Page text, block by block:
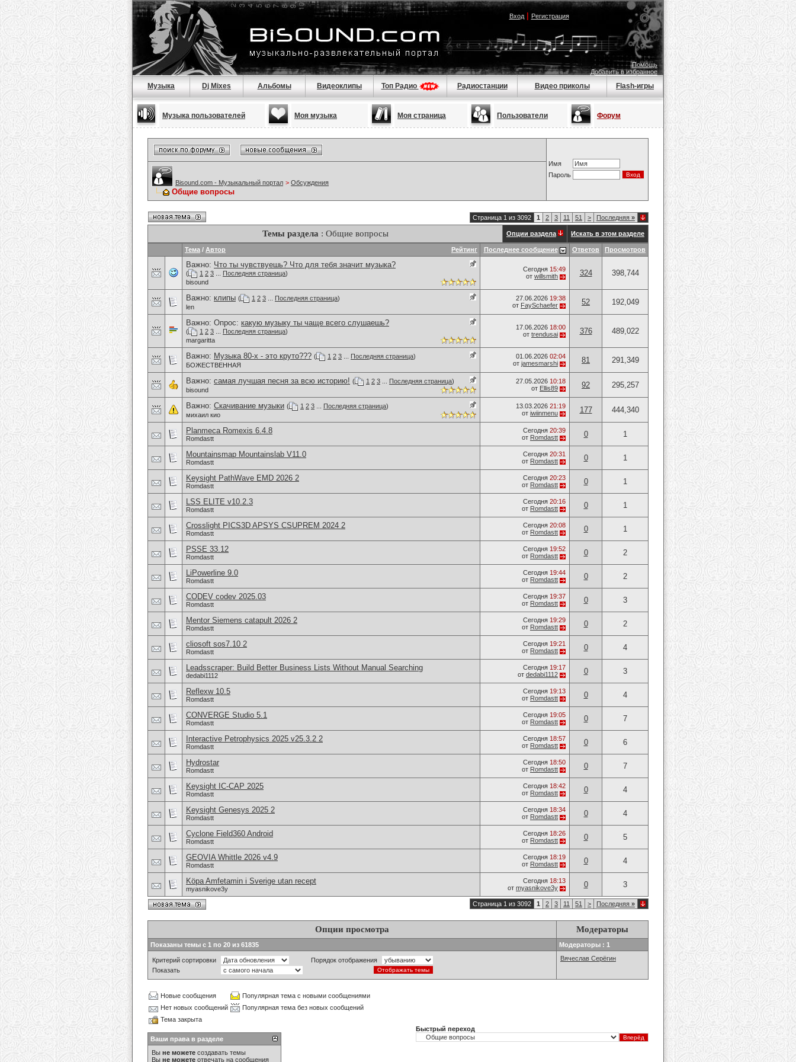
Вход| Регистрация
Помощь
Добавить в избранное
Музыка Dj Mixes Альбомы Видеоклипы Топ Радио Радиостанции Видео приколы Flash-игры
Музыка пользователей Моя музыка Моя страница Пользователи Форум
Имя
Пароль
Bisound.com - Музыкальный портал > Обсуждения
Общие вопросы
Страница 1 из 3092 1 2 3 11 51 > Последняя »
Темы раздела : Общие вопросы Опции раздела Искать в этом разделе
Рейтинг
Тема / Автор Последнее сообщение Ответов Просмотров
Важно: Что ты чувствуешь? Что для тебя значит музыка?
( 1 2 3 Последняя страница)
bisound
Сегодня 15:49
от willsmith 324 398,744
Важно: клипы ( 1 2 3 Последняя страница)
len
27.06.2026 19:38
от FaySchaefer 52 192,049
Важно: Опрос: какую музыку ты чаще всего слушаешь?
( 1 2 3 Последняя страница)
margaritta
17.06.2026 18:00
от trendusai 376 489,022
Важно: Музыка 80-х - это круто??? ( 1 2 3 Последняя страница)
БОЖЕСТВЕННАЯ
01.06.2026 02:04
от jamesmarshi 81 291,349
Важно: самая лучшая песня за всю историю! ( 1 2 3 Последняя страница)
bisound
27.05.2026 10:18
от Ellis89 92 295,257
Важно: Скачивание музыки ( 1 2 3 Последняя страница)
михаил кио
13.03.2026 21:19
от iwiinmenu 177 444,340
Planmeca Romexis 6.4.8
Romdastt
Сегодня 20:39
от Romdastt 0 1
Mountainsmap Mountainslab V11.0
Romdastt
Сегодня 20:31
от Romdastt 0 1
Keysight PathWave EMD 2026 2
Romdastt
Сегодня 20:23
от Romdastt 0 1
LSS ELITE v10.2.3
Romdastt
Сегодня 20:16
от Romdastt 0 1
Crosslight PICS3D APSYS CSUPREM 2024 2
Romdastt
Сегодня 20:08
от Romdastt 0 1
PSSE 33.12
Romdastt
Сегодня 19:52
от Romdastt 0 2
LiPowerline 9.0
Romdastt
Сегодня 19:44
от Romdastt 0 2
CODEV codev 2025.03
Romdastt
Сегодня 19:37
от Romdastt 0 3
Mentor Siemens catapult 2026 2
Romdastt
Сегодня 19:29
от Romdastt 0 2
cliosoft sos7.10 2
Romdastt
Сегодня 19:21
от Romdastt 0 4
Leadsscraper: Build Better Business Lists Without Manual Searching
dedabi1112
Сегодня 19:17
от dedabi1112 0 3
Reflexw 10.5
Romdastt
Сегодня 19:13
от Romdastt 0 4
CONVERGE Studio 5.1
Romdastt
Сегодня 19:05
от Romdastt 0 7
Interactive Petrophysics 2025 v25.3.2 2
Romdastt
Сегодня 18:57
от Romdastt 0 6
Hydrostar
Romdastt
Сегодня 18:50
от Romdastt 0 7
Keysight IC-CAP 2025
Romdastt
Сегодня 18:42
от Romdastt 0 4
Keysight Genesys 2025 2
Romdastt
Сегодня 18:34
от Romdastt 0 4
Cyclone Field360 Android
Romdastt
Сегодня 18:26
от Romdastt 0 5
GEOVIA Whittle 2026 v4.9
Romdastt
Сегодня 18:19
от Romdastt 0 4
Köpa Amfetamin i Sverige utan recept
myasnikove3y
Сегодня 18:13
от myasnikove3y 0 3
Страница 1 из 3092 1 2 3 11 51 > Последняя »
Опции просмотра Модераторы
Показаны темы с 1 по 20 из 61835 Модераторы : 1
Критерий сортировки
Порядок отображения
Показать
Вячеслав Серёгин
Новые сообщения
Популярная тема с новыми сообщениями
Нет новых сообщений
Популярная тема без новых сообщений
Тема закрыта
Ваши права в разделе
Вы не можете создавать темы
Вы не можете отвечать на сообщения
Быстрый переход